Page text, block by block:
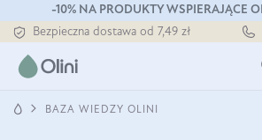
-10% NA PRODUKTY WSPIERAJĄCE
Tłoczony zawsze na zimno
Bezpieczna dostawa od 7,49 zł
Tłoczony zawsze na zimno
BAZA WIEDZY OLINI